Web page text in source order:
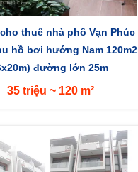
thuê nhà phố Vạn Phúc
hồ bơi hướng Nam 120m2
đường lớn 25m
35 triệu ~ 120 m²